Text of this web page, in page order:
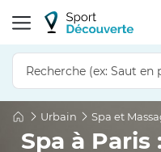
Urbain Spa et
Spa à